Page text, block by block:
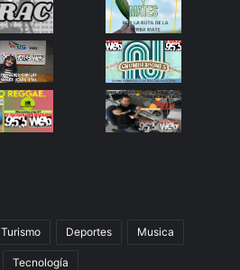
Turismo Deportes Musica
Tecnología